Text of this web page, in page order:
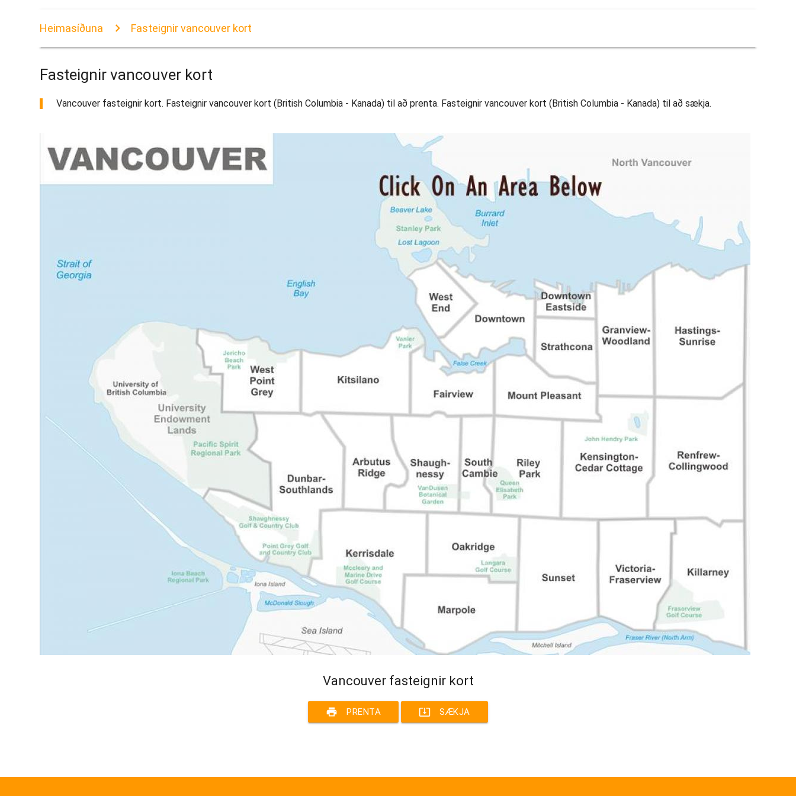
Heimasíðuna Fasteignir vancouver kort
Fasteignir vancouver kort
Vancouver fasteignir kort. Fasteignir vancouver kort (British Columbia - Kanada) til að prenta. Fasteignir vancouver kort (British Columbia - Kanada) til að sækja.
Vancouver fasteignir kort
print PRENTA system_update_alt SÆKJA